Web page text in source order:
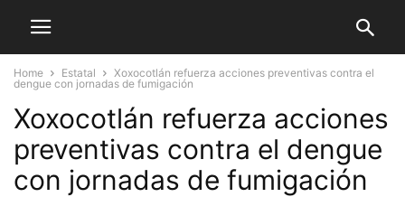
Home Estatal
Xoxocotlán refuerza acciones preventivas contra el
dengue con jornadas de fumigación
Xoxocotlán refuerza acciones
preventivas contra el dengue
con jornadas de fumigación